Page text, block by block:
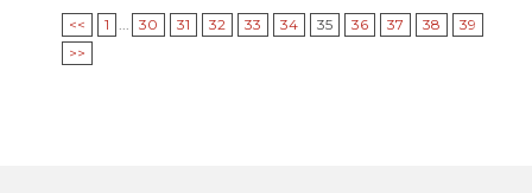
<< 1 ... 30 31 32 33 34 35 36 37 38
39
>>